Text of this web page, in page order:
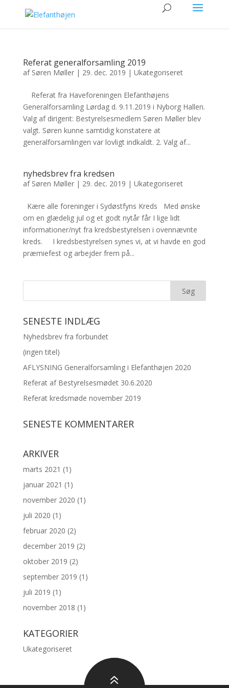
Referat generalforsamling 2019
af Søren Møller| 29. dec. 2019 | Ukategoriseret
Referat fra Haveforeningen Elefanthøjens
Generalforsamling Lørdag d. 9.11.2019 i Nyborg Hallen.
Valg af dirigent: Bestyrelsesmedlem Søren Møller blev
valgt. Søren kunne samtidig konstatere at
generalforsamlingen var lovligt indkaldt. 2. Valg af...
nyhedsbrev fra kredsen
af Søren Møller| 29. dec. 2019 | Ukategoriseret
Kære alle foreninger i Sydøstfyns Kreds Med ønske
om en glædelig jul og et godt nytår får I lige lidt
informationer/nyt fra kredsbestyrelsen i ovennævnte
kreds. I kredsbestyrelsen synes vi, at vi havde en god
præmiefest og arbejder frem på...
SENESTE INDLÆG
Nyhedsbrev fra forbundet
(ingen titel)
AFLYSNING Generalforsamling i Elefanthøjen 2020
Referat af Bestyrelsesmødet 30.6.2020
Referat kredsmøde november 2019
SENESTE KOMMENTARER
ARKIVER
marts 2021 (1)
januar 2021 (1)
november 2020 (1)
juli 2020 (1)
februar 2020 (2)
december 2019 (2)
oktober 2019 (2)
september 2019 (1)
juli 2019 (1)
november 2018 (1)
KATEGORIER
Ukategoriseret
6